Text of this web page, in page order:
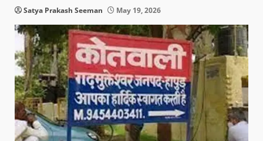
Satya Prakash Seeman May 19, 2026